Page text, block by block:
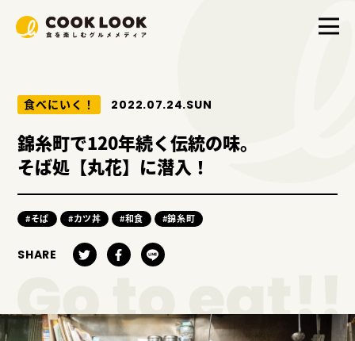
食べにいく！ 2022.07.24.SUN
錦糸町で120年続く伝統の味。
そば処【丸花】に潜入！
#そば #カツ丼 #和食 #錦糸町
SHARE